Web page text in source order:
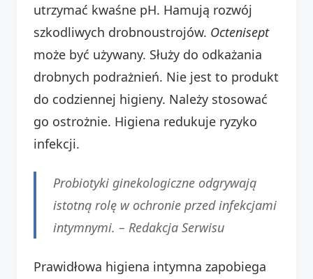
utrzymać kwaśne pH. Hamują rozwój
szkodliwych drobnoustrojów. Octenisept
może być używany. Służy do odkażania
drobnych podrażnień. Nie jest to produkt
do codziennej higieny. Należy stosować
go ostrożnie. Higiena redukuje ryzyko
infekcji.
Probiotyki ginekologiczne odgrywają
istotną rolę w ochronie przed infekcjami
intymnymi. – Redakcja Serwisu
Prawidłowa higiena intymna zapobiega